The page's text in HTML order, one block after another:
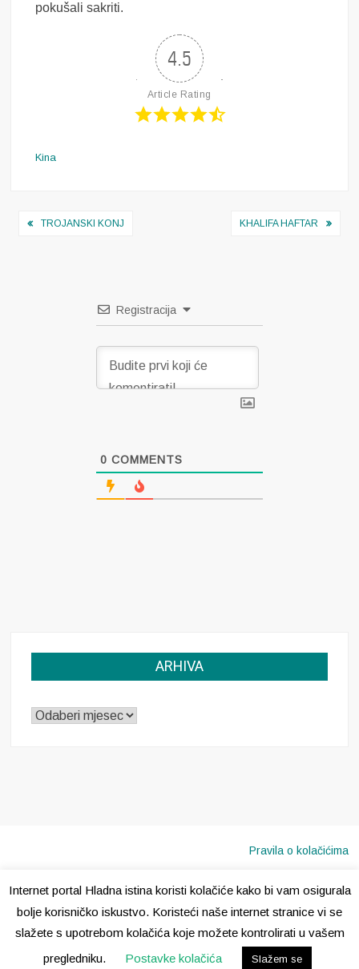
pokušali sakriti.
4.5
Article Rating
Kina
Navigacija
TROJANSKI KONJ KHALIFA HAFTAR
Registracija
0 COMMENTS
ARHIVA
ARHIVA
Pravila o kolačićima
Internet portal Hladna istina koristi kolačiće kako bi vam osigurala
bolje korisničko iskustvo. Koristeći naše internet stranice vi se
slažete s upotrebom kolačića koje možete kontrolirati u vašem
pregledniku.
Postavke kolačića Slažem se
Copyright © 2020 · Sva prava pridržana · Hladna Istina